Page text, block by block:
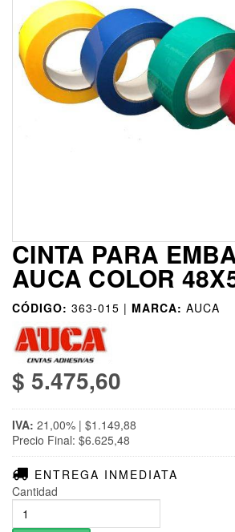
CINTA PARA
AUCA COLOR
CÓDIGO: 363-015 | MARCA: AUCA
$ 5.475,60
IVA: 21,00% | $1.149,88
Precio Final: $6.625,48
ENTREGA INMEDIATA
Cantidad